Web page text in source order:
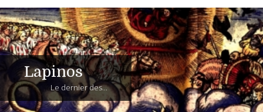
Lapinos
Le dernier des...